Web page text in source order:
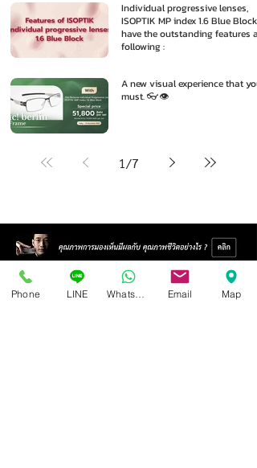
Individual progressive lenses,
ISOPTIK MP index 1.6 Blue Block
have the outstanding features as
following :
A new visual experience that you
must. 👓👁️
1/7
Phone LINE Email Map